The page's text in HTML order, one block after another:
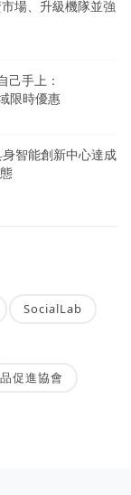
場、升級機隊並強
己手上：
限時優惠
智能創新中心達成
SocialLab
促進協會